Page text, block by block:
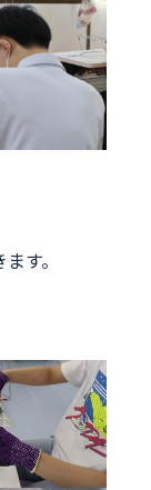
す。